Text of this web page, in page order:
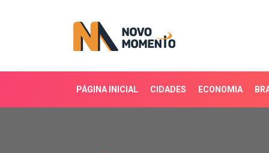
PÁGINA INICIAL CIDADES ECONOMIA